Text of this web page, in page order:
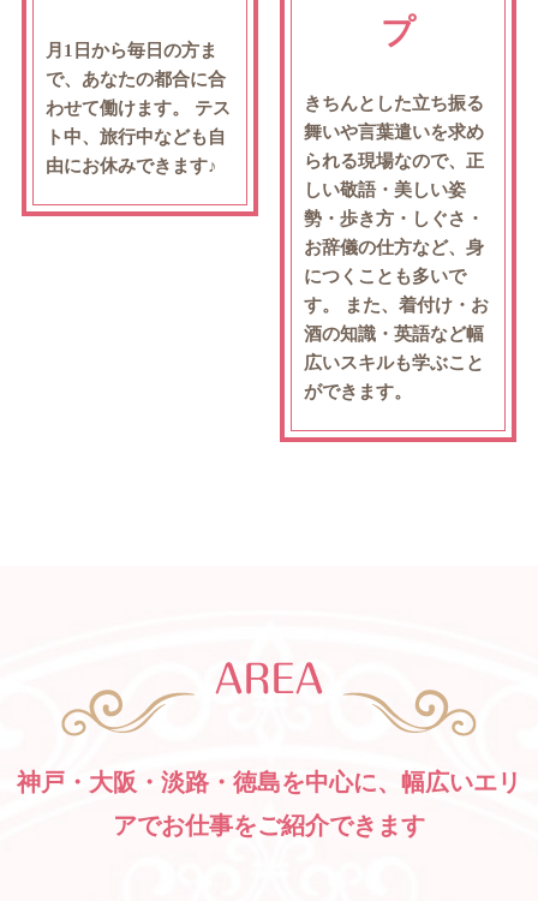
月1日から毎日の方ま
で、あなたの都合に合
わせて働けます。
テス
ト中、旅行中なども自
由にお休みできます♪
プ
きちんとした立ち振る
舞いや言葉遣いを求め
られる現場なので、正
しい敬語・美しい姿
勢・歩き方・しぐさ・
お辞儀の仕方など、身
につくことも多いで
す。
また、着付け・お
酒の知識・英語など幅
広いスキルも学ぶこと
ができます。
神戸・大阪・淡路・徳島を中心に、 幅広いエリ
アでお仕事をご紹介できます